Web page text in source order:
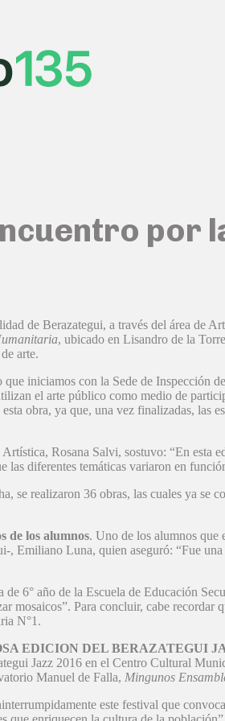
por
de Berazategui, a través del área de
, ubicado en Lisandro de la
arte.
que iniciamos con la Sede de Inspección
el arte público como medio de
obra, ya que, una vez finalizadas, las
Rosana Salvi, sostuvo: “En esta
las diferentes temáticas variaron en
se realizaron 36 obras, las cuales ya se
de los alumnos. Uno de los alumnos que
, Emiliano Luna, quien aseguró: “Fue
de 6° año de la Escuela de Educación
mosaicos”. Para concluir, cabe recordar
N°1.
Jazz 2016 en el Centro Cultural
Manuel de Falla, Mingunos
este festival que